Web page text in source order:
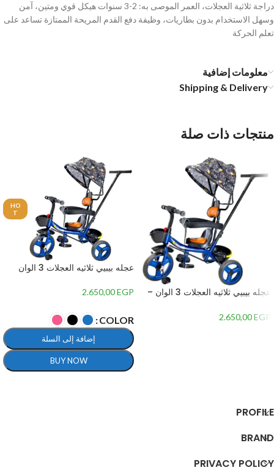
دراجة ثلاثية العجلات، العمر الموصى به: 2-3 سنوات هيكل قوي ومتين، آمن
وسهل الاستخدام بدون بطاريات، وظيفة دفع القدم المريحة الممتازة تساعد على
تعلم الحركة
معلومات إضافية
Shipping & Delivery
منتجات ذات صلة
عجله بيبيي ثلاثيه العجلات 3 الوان –
2.650,00EGP
HO
T
عجله بيبيي ثلاثيه العجلات 3 الوان
2.650,00EGP
COLOR
إضافة إلى السلة
BUY NOW
PROFILE
BRAND
PRIVACY POLICY